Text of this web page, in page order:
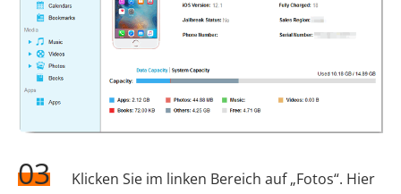
03
Klicken Sie im linken Bereich auf „Fotos“. Hier